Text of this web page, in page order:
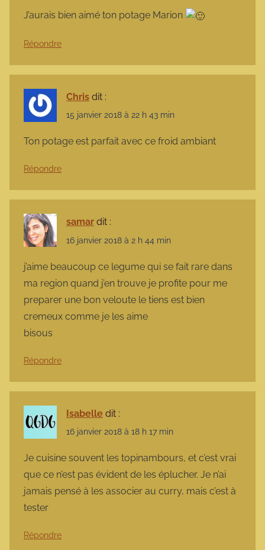
J’aurais bien aimé ton potage Marion
Répondre
Chris dit :
15 janvier 2018 à 22 h 43 min
Ton potage est parfait avec ce froid ambiant
Répondre
samar dit :
16 janvier 2018 à 2 h 44 min
j’aime beaucoup ce legume qui se fait rare dans
ma region quand j’en trouve je profite pour me
preparer une bon veloute le tiens est bien
cremeux comme je les aime
bisous
Répondre
Isabelle dit :
16 janvier 2018 à 18 h 17 min
Je cuisine souvent les topinambours, et c’est vrai
que ce n’est pas évident de les éplucher. Je n’ai
jamais pensé à les associer au curry, mais c’est à
tester
Répondre